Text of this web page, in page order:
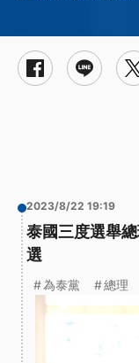
2023/8/22 19:19
泰國三度選舉
選
為泰黨 總理